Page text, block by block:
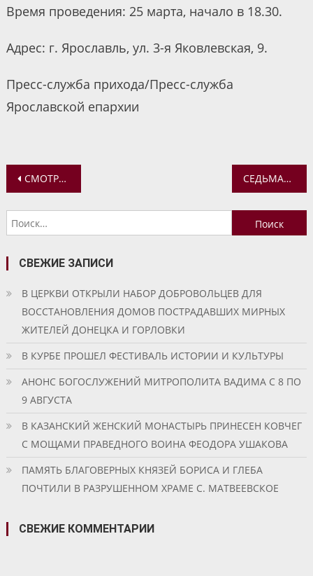
Время проведения: 25 марта, начало в 18.30.
Адрес: г. Ярославль, ул. 3-я Яковлевская, 9.
Пресс-служба прихода/Пресс-служба
Ярославской епархии
Навигация
по
записям
СМОТРИТЕ НОВЫЙ ВЫПУСК ПРОГРАММЫ «ДОРОГА К ХРАМУ» СЕДЬМАЯ ВСТРЕЧА ЦИКЛА «ПОЙ БОГУ, ПОЙ РАЗУМНО!»
Найти:
СВЕЖИЕ ЗАПИСИ
В ЦЕРКВИ ОТКРЫЛИ НАБОР ДОБРОВОЛЬЦЕВ ДЛЯ
ВОССТАНОВЛЕНИЯ ДОМОВ ПОСТРАДАВШИХ МИРНЫХ
ЖИТЕЛЕЙ ДОНЕЦКА И ГОРЛОВКИ
В КУРБЕ ПРОШЕЛ ФЕСТИВАЛЬ ИСТОРИИ И КУЛЬТУРЫ
АНОНС БОГОСЛУЖЕНИЙ МИТРОПОЛИТА ВАДИМА С 8 ПО
9 АВГУСТА
В КАЗАНСКИЙ ЖЕНСКИЙ МОНАСТЫРЬ ПРИНЕСЕН КОВЧЕГ
С МОЩАМИ ПРАВЕДНОГО ВОИНА ФЕОДОРА УШАКОВА
ПАМЯТЬ БЛАГОВЕРНЫХ КНЯЗЕЙ БОРИСА И ГЛЕБА
ПОЧТИЛИ В РАЗРУШЕННОМ ХРАМЕ С. МАТВЕЕВСКОЕ
СВЕЖИЕ КОММЕНТАРИИ